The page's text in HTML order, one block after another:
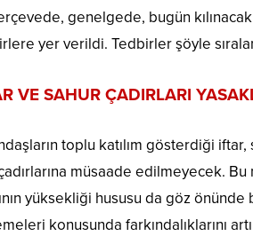
genelgede, bugün
yer verildi. Tedbirler şöyle
VE SAHUR ÇADIRLARI
toplu katılım gösterdiği
müsaade edilmeyecek. Bu
yüksekliği hususu da göz
konusunda farkındalıklarını